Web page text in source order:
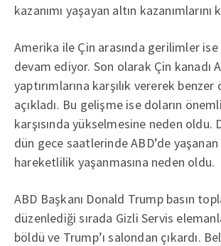
kazanımı yaşayan altın kazanımlarını
Amerika ile Çin arasında gerilimler
devam ediyor. Son olarak Çin kanadı
yaptırımlarına karşılık vererek
açıkladı. Bu gelişme ise doların
karşısında yükselmesine neden oldu.
dün gece saatlerinde ABD’de
hareketlilik yaşanmasına neden oldu.
ABD Başkanı Donald Trump basın
düzenlediği sırada Gizli Servis
böldü ve Trump’ı salondan çıkardı.